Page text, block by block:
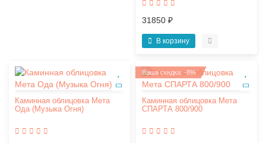
31850 ₽
В корзину
Каминная облицовка Мета
Ода (Музыка Огня)
Ваша скидка: -8%
Каминная облицовка Мета
СПАРТА 800/900